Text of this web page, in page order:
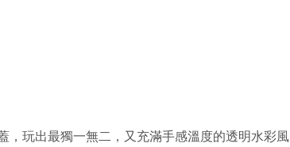
，玩出最獨一無二，又充滿手感溫度的透明水彩風